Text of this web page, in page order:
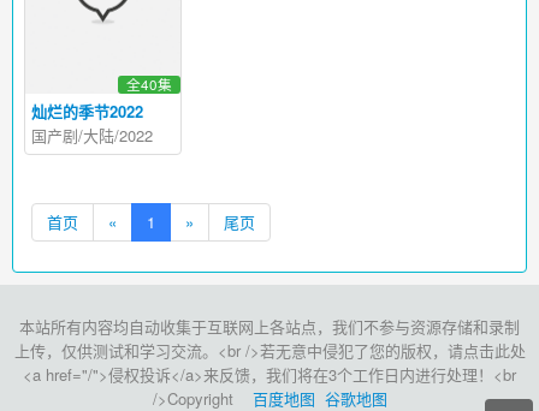
灿烂的季节2022
全40集
国产剧/大陆/2022
首页 « 1 » 尾页
本站所有内容均自动收集于互联网上各站点，我们不参与资源存储和录制
上传，仅供测试和学习交流。<br />若无意中侵犯了您的版权，请点击此处
<a href="/">侵权投诉</a>来反馈，我们将在3个工作日内进行处理！<br
/>Copyright 百度地图 谷歌地图